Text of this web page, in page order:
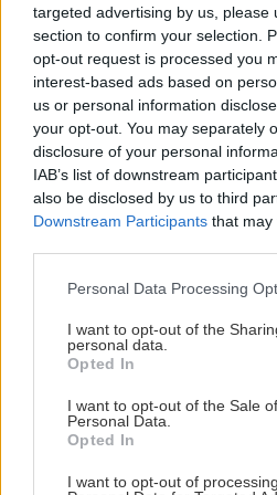
targeted advertising by us, please
section to confirm your selection.
opt-out request is processed you
interest-based ads based on
us or personal information
your opt-out. You may separately
disclosure of your personal
IAB’s list of downstream
also be disclosed by us to third
Downstream Participants that may
Personal Data Processing
I want to opt-out of the
personal data.
Opted In
I want to opt-out of the Sale
Personal Data.
Opted In
I want to opt-out of
ΕΠΙΣΤΗΜΗ
Έφτιαξε ηλιακό γιοτ με
3.000 ναυτικά μίλια
ΣΠΙΤΙ
Κατσαρίδα στο σπίτι -
Εξαρθρώθηκε τεράστιο
μεταναστών και
Αυτά τα φρούτα
Όλες οι
ΠΕΡΙΣΣΟΤΕΡΑ
ΣΧΕΣΕΙΣ ΚΑΙ SEX
άνθρωπος δεν